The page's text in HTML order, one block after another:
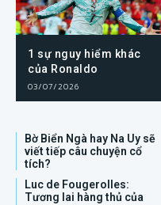
1 sự nguy hiểm khác
của Ronaldo
03/07/2026
Bờ Biển Ngà hay Na Uy sẽ
viết tiếp câu chuyện cổ
tích?
Luc de Fougerolles:
Tương lai hàng thủ của